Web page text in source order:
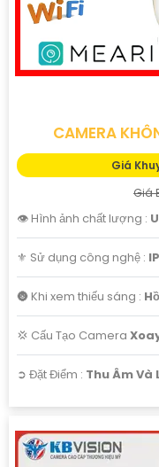
CAMERA
Giá
Giá
👁 Hình ảnh chất lượng :
⚜️ Sử dụng công nghệ :
🌚 Khi xem thiếu sáng :
💢 Cấu Tạo Camera
️➲ Đặt Điểm : Thu Âm Và